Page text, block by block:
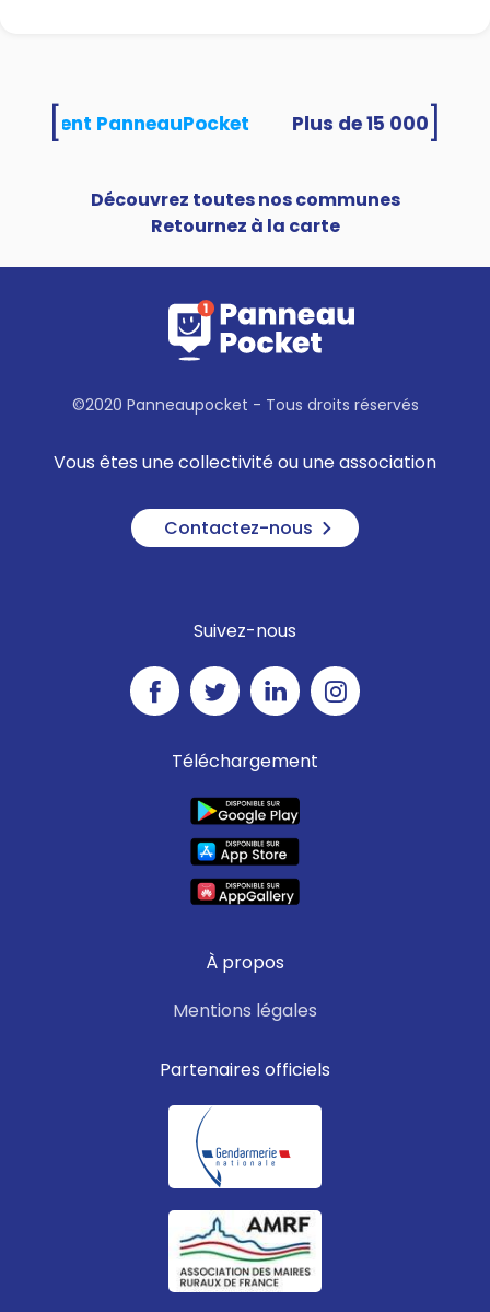
PanneauPocket
Découvrez toutes nos communes
Retournez à la carte
©2020 Panneaupocket - Tous droits réservés
Vous êtes une collectivité ou une association
Contactez-nous
Suivez-nous
Téléchargement
À propos
Mentions légales
Partenaires officiels